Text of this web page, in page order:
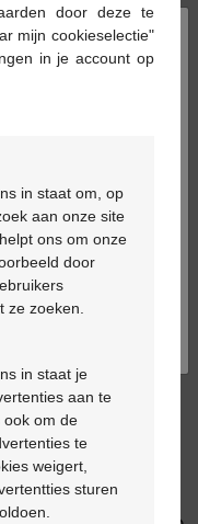
-40%*
solaire stick
solaire spf50 9ml
14,89 €
21,90 €
solaire enfant
lait SPF50+ 100ml
×
door deze te
mijn cookieselectie"
in je account op
in staat om, op
aan onze site
ons om onze
door
ze zoeken.
in staat je
aan te
ook om de
te
weigert,
sturen